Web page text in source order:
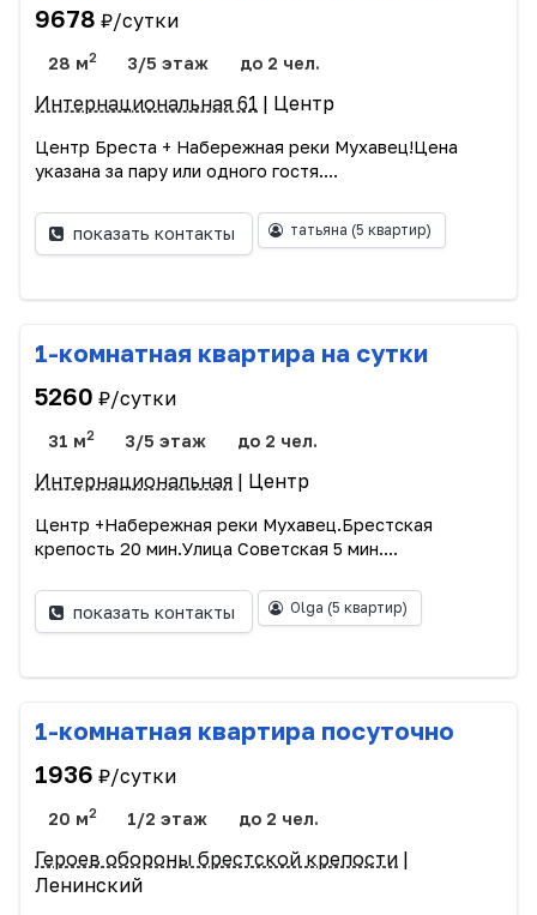
9678 ₽/сутки
28 м2 3/5 этаж до 2 чел.
Интернациональная 61 | Центр
Центр Бреста + Набережная реки Мухавец!Цена
указана за пару или одного гостя....
показать контакты татьяна (5 квартир)
1-комнатная квартира на сутки
5260 ₽/сутки
31 м2 3/5 этаж до 2 чел.
Интернациональная | Центр
Центр +Набережная реки Мухавец.Брестская
крепость 20 мин.Улица Советская 5 мин....
показать контакты Olga (5 квартир)
1-комнатная квартира посуточно
1936 ₽/сутки
20 м2 1/2 этаж до 2 чел.
Героев обороны брестской крепости |
Ленинский